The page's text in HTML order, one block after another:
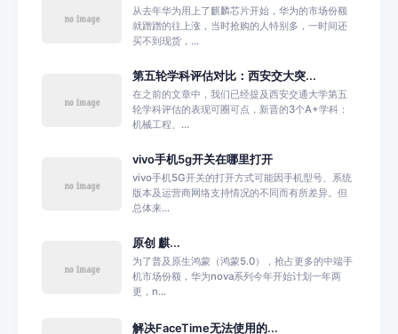
从去年华为用上了麒麟芯片开始，华为的市场份额
就蹭蹭的往上涨，当时抢购的人特别多，一时间还
买不到现货，...
第五轮学科评估对比：西安交大突...
在之前的文章中，我们已经提及西安交通大学第五
轮学科评估的表现可圈可点，新晋的3个A+学科：
机械工程、...
vivo手机5g开关在哪里打开
vivo手机5G开关的打开方式可能因手机型号、系统
版本及运营商网络支持情况的不同而有所差异。但
总体来...
原创 麒...
为了普及原生鸿蒙（鸿蒙5.0），抢占更多的中端手
机市场份额，华为nova系列今年开始计划一年两
更，n...
解决FaceTime无法使用的...